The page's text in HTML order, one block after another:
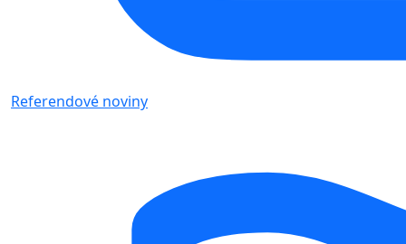
Referendové noviny